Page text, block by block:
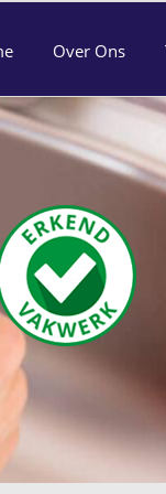
Over Ons